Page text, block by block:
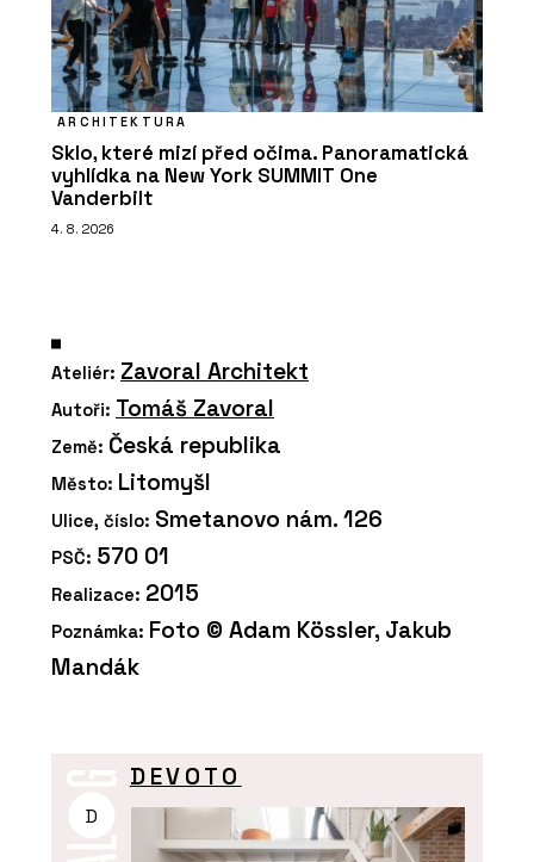
ARCHITEKTURA
Sklo, které mizí před očima. Panoramatická
vyhlídka na New York SUMMIT One
Vanderbilt
4. 8. 2026
Ateliér: Zavoral Architekt
Autoři: Tomáš Zavoral
Země: Česká republika
Město: Litomyšl
Ulice, číslo: Smetanovo nám. 126
PSČ: 570 01
Realizace: 2015
Poznámka: Foto © Adam Kössler, Jakub
Mandák
D
DEVOTO